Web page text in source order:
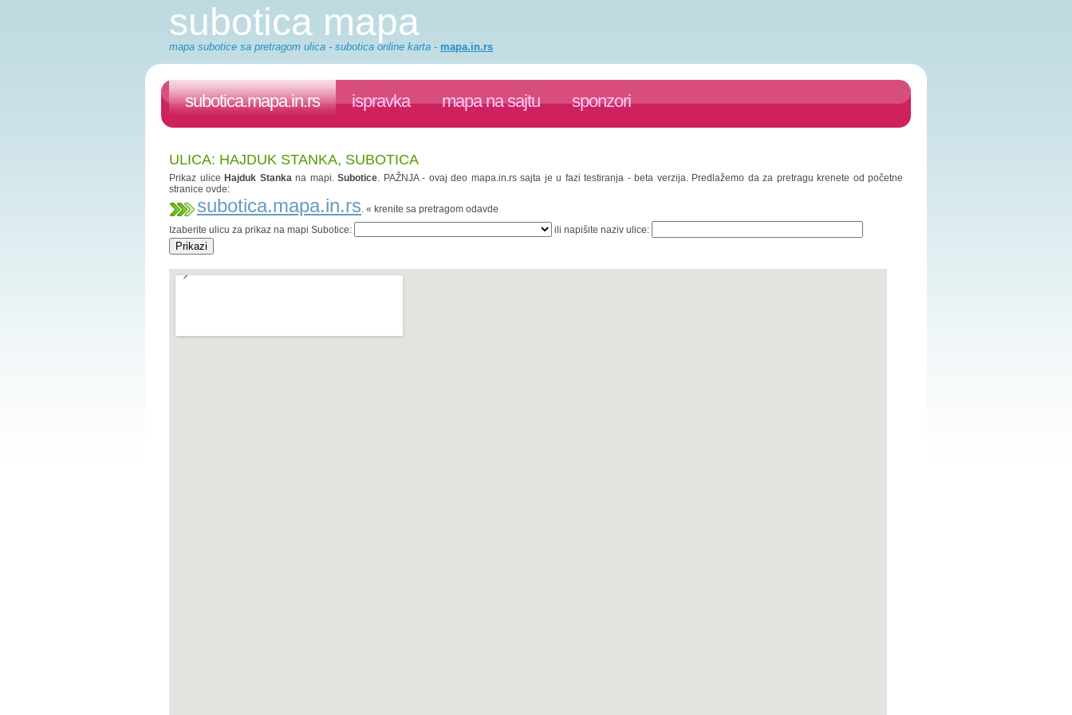
subotica mapa
mapa subotice sa pretragom ulica - subotica online karta - mapa.in.rs
subotica.mapa.in.rs ispravka mapa na sajtu sponzori
ULICA: HAJDUK STANKA, SUBOTICA
Prikaz ulice Hajduk Stankana mapi. Subotice. PAŽNJA - ovaj deo mapa.in.rs sajta je u fazi testiranja - beta verzija. Predlažemo da za pretragu krenete od početne
stranice ovde:
subotica.mapa.in.rs. « krenite sa pretragom odavde
Izaberite ulicu za prikaz na mapi Subotice:
ili napišite naziv ulice: